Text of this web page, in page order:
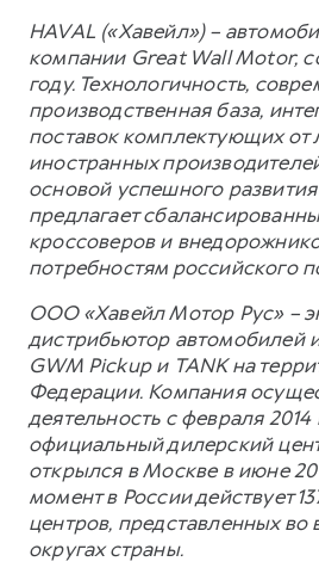
HAVAL («Хавейл») –
компании Great Wall Motor,
году. Технологичность,
производственная база,
поставок комплектующих от
иностранных
основой успешного
предлагает
кроссоверов и
потребностям российского
ООО «Хавейл Мотор Рус» –
дистрибьютор автомобилей
GWM Pickup и TANK на
Федерации. Компания
деятельность с февраля
официальный дилерский
открылся в Москве в июне
момент в России действует
центров, представленных во
округах страны.